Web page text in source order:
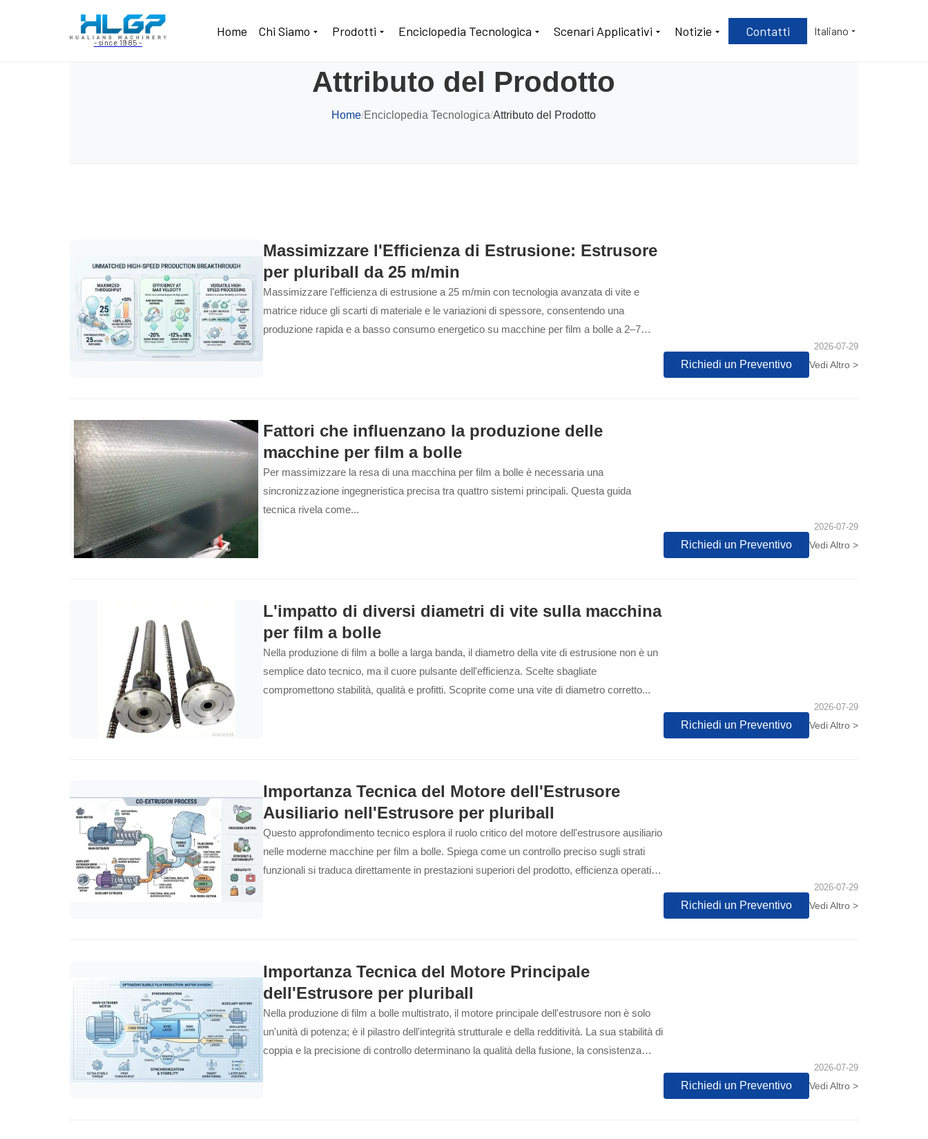
- since 1985 -
Home Chi Siamo Prodotti Enciclopedia Tecnologica Scenari Applicativi Notizie Contatti Italiano
Attributo del Prodotto
Home/Enciclopedia Tecnologica/Attributo del Prodotto
Massimizzare l'Efficienza di Estrusione: Estrusore
per pluriball da 25 m/min
Massimizzare l'efficienza di estrusione a 25 m/min con tecnologia avanzata di vite e
matrice riduce gli scarti di materiale e le variazioni di spessore, consentendo una
produzione rapida e a basso consumo energetico su macchine per film a bolle a 2–7
2026-07-29
Richiedi un Preventivo Vedi Altro >
Fattori che influenzano la produzione delle
macchine per film a bolle
Per massimizzare la resa di una macchina per film a bolle è necessaria una
sincronizzazione ingegneristica precisa tra quattro sistemi principali. Questa guida
tecnica rivela come...
2026-07-29
Richiedi un Preventivo Vedi Altro >
L'impatto di diversi diametri di vite sulla macchina
per film a bolle
Nella produzione di film a bolle a larga banda, il diametro della vite di estrusione non è un
semplice dato tecnico, ma il cuore pulsante dell'efficienza. Scelte sbagliate
compromettono stabilità, qualità e profitti. Scoprite come una vite di diametro corretto...
2026-07-29
Richiedi un Preventivo Vedi Altro >
Importanza Tecnica del Motore dell'Estrusore
Ausiliario nell'Estrusore per pluriball
Questo approfondimento tecnico esplora il ruolo critico del motore dell'estrusore ausiliario
nelle moderne macchine per film a bolle. Spiega come un controllo preciso sugli strati
funzionali si traduca direttamente in prestazioni superiori del prodotto, efficienza operativa
2026-07-29
Richiedi un Preventivo Vedi Altro >
Importanza Tecnica del Motore Principale
dell'Estrusore per pluriball
Nella produzione di film a bolle multistrato, il motore principale dell'estrusore non è solo
un'unità di potenza; è il pilastro dell'integrità strutturale e della redditività. La sua stabilità di
coppia e la precisione di controllo determinano la qualità della fusione, la consistenza
2026-07-29
Richiedi un Preventivo Vedi Altro >